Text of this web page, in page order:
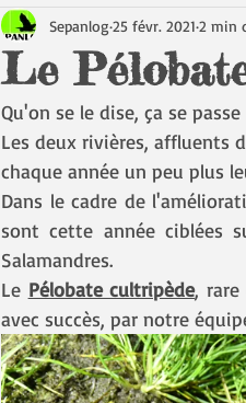
Le
Sepanlog 25 févr. 2021 2 min
Qu'on se le dise, ça se
Les deux rivières, affluents
chaque année un peu plus
Dans le cadre de
sont cette année ciblées
Salamandres.
Le Pélobate cultripède, rare
avec succès, par notre